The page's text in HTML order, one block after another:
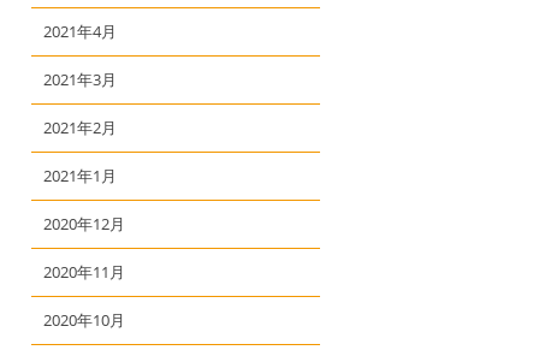
2021年4月
2021年3月
2021年2月
2021年1月
2020年12月
2020年11月
2020年10月